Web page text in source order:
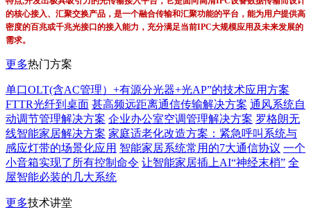
的核心接入、汇聚交换产品，是一个融合传输和汇聚功能的平台，能为用户提供高
密度的百兆或千兆光接口的接入能力，充分满足当前IPC大规模应用及未来发展的
需求。
更多热门方案
单口OLT(含AC管理）+有源分光器+光AP”的技术应用方案
FTTR光纤到桌面 甚高频远距离通信传输解决方案 通风系统自
动调节管理解决方案 企业办公室空调管理解决方案 罗格朗无
线智能家居解决方案 家庭适老化改造方案：紧急呼叫系统与
感应灯带的场景化应用 智能家居系统常用的7大通信协议 一个
小音箱实现了所有控制命令 让智能家居插上AI“神经末梢” 全
屋智能必装的几大系统
更多技术讲堂